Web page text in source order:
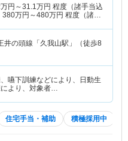
万円～31.1 万円 程度（諸手当込
380万円～480万円 程度（諸手
井の頭線「久我山駅」（徒歩8
嚥下訓練などにより、日動生
より、対象者…
住宅手当・補助 積極採用中